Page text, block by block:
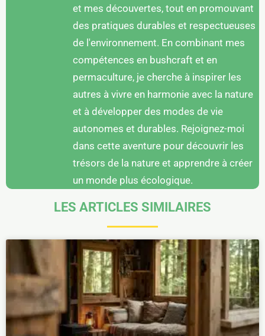
et mes découvertes, tout en promouvant
des pratiques durables et respectueuses
de l'environnement. En combinant mes
compétences en bushcraft et en
permaculture, je cherche à inspirer les
autres à vivre en harmonie avec la nature
et à développer des modes de vie
autonomes et durables. Rejoignez-moi
dans cette aventure pour découvrir les
trésors de la nature et apprendre à créer
un monde plus écologique.
LES ARTICLES SIMILAIRES